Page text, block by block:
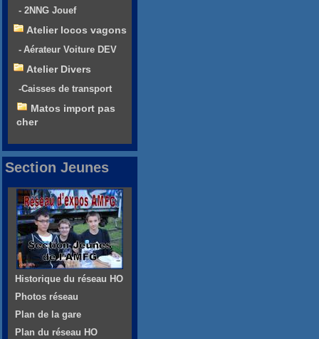
- 2NNG Jouef
Atelier locos vagons
- Aérateur Voiture DEV
Atelier Divers
-Caisses de transport
Matos import pas
cher
Section Jeunes
Historique du réseau HO
Photos réseau
Plan de la gare
Plan du réseau HO